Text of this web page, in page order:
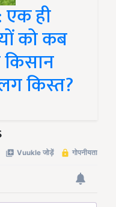
एक ही
को कब
किस्त?